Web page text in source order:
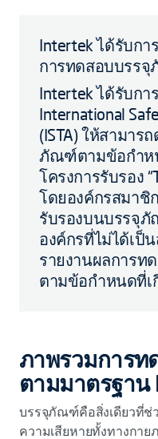
Intertek ได้รับกา
การทดสอบบรร
Intertek ได้รับกา
International
(ISTA) ให้สามาร
ภัณฑ์ตามข้อกำห
โครงการรับรอง
โดยองค์กรสมาชิ
รับรองบนบรรจุ
องค์กรที่ไม่ได้เป็
รายงานผลการท
ตามข้อกำหนดที่เ
ภาพรวมการ
ตามมาตรฐาน
บรรจุภัณฑ์คือสิ่งเดียวที่
ความเสียหายทั้งทางกา